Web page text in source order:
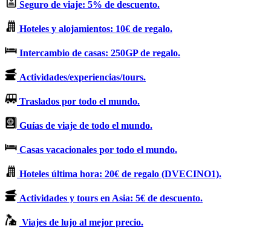
Seguro de viaje: 5% de descuento.
Hoteles y alojamientos: 10€ de regalo.
Intercambio de casas: 250GP de regalo.
Actividades/experiencias/tours.
Traslados por todo el mundo.
Guías de viaje de todo el mundo.
Casas vacacionales por todo el mundo.
Hoteles última hora: 20€ de regalo (DVECINO1).
Actividades y tours en Asia: 5€ de descuento.
Viajes de lujo al mejor precio.